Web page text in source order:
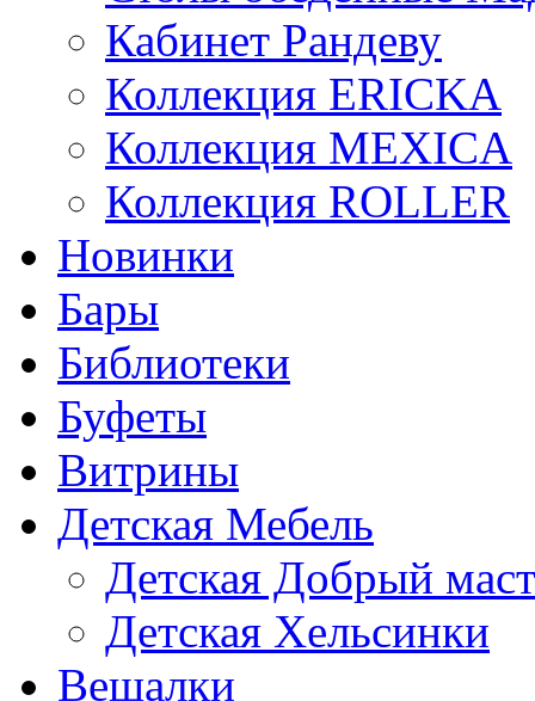
Кабинет Рандеву
Коллекция ERICKA
Коллекция MEXICA
Коллекция ROLLER
Новинки
Бары
Библиотеки
Буфеты
Витрины
Детская Мебель
Детская Добрый
Детская Хельсинки
Вешалки